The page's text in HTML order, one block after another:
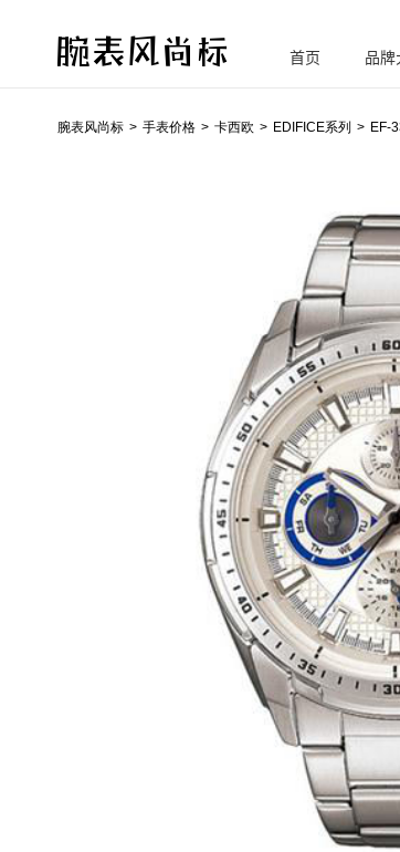
首页 品
腕表风尚标 手表价格 卡西欧 EDIFICE系列 EF-